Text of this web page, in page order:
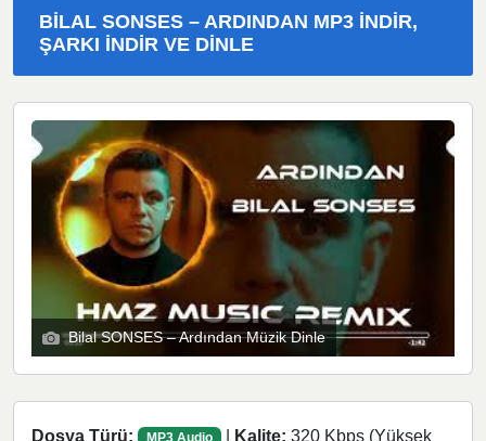
BILAL SONSES – ARDINDAN MP3 İNDIR,
ŞARKI İNDIR VE DINLE
Bilal SONSES – Ardından Müzik Dinle
Dosya Türü: | Kalite: 320 Kbps (Yüksek